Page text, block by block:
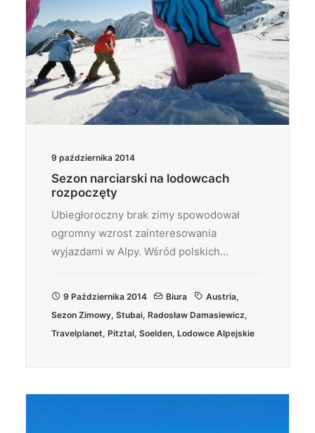
9 października 2014
Sezon narciarski na lodowcach
rozpoczęty
Ubiegłoroczny brak zimy spowodował
ogromny wzrost zainteresowania
wyjazdami w Alpy. Wśród polskich…
9 Października 2014 Biura Austria,
Sezon Zimowy, Stubai, Radosław Damasiewicz,
Travelplanet, Pitztal, Soelden, Lodowce Alpejskie